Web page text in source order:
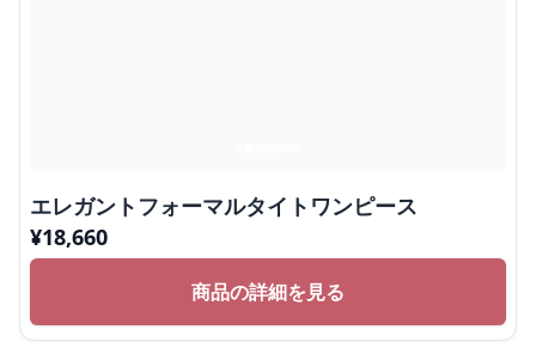
エレガントフォーマルタイトワンピース
¥18,660
商品の詳細を見る